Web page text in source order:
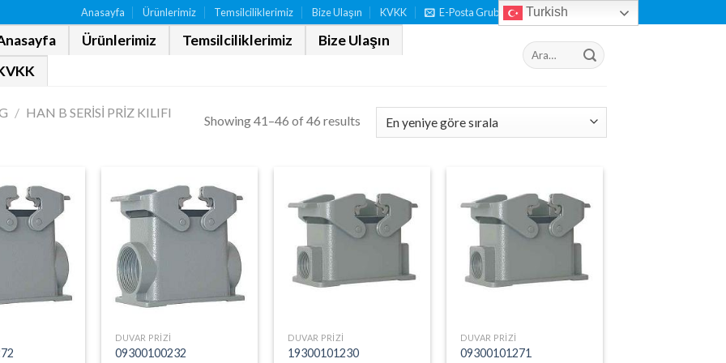
Anasayfa Ürünlerimiz Temsilciliklerimiz Bize Ulaşın KVKK E-Posta Grubumuza Katılın
Ürünlerimiz Temsilciliklerimiz
Bize Ulaşın
/ HAN B SERISI PRIZ KILIFI
Showing 41–46 of 46 results
DUVAR PRIZI
09300100232
DUVAR PRIZI
19300101230
DUVAR PRIZI
09300101271
Turkish